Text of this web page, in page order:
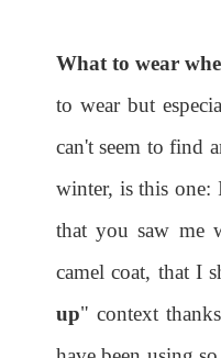
What to wear
to wear but
can't seem to find
winter, is this
that you saw me
camel coat, that I
up" context